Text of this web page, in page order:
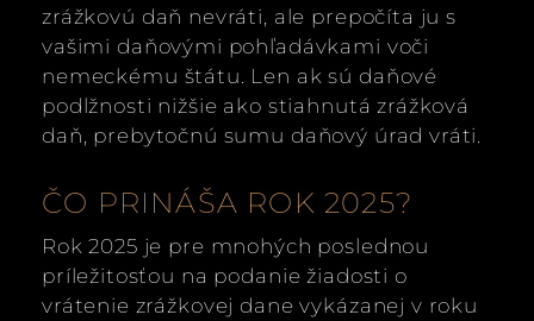
zrážkovú daň nevráti, ale prepočíta ju s
vašimi daňovými pohľadávkami voči
nemeckému štátu. Len ak sú daňové
podlžnosti nižšie ako stiahnutá zrážková
daň, prebytočnú sumu daňový úrad vráti.
ČO PRINÁŠA ROK 2025?
Rok 2025 je pre mnohých poslednou
príležitosťou na podanie žiadosti o
vrátenie zrážkovej dane vykázanej v roku